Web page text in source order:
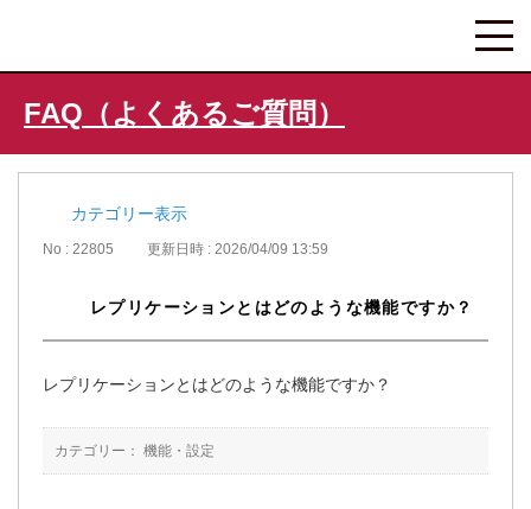
FAQ（よくあるご質問）
カテゴリー表示
No : 22805 更新日時 : 2026/04/09 13:59
レプリケーションとはどのような機能ですか？
レプリケーションとはどのような機能ですか？
カテゴリー： 機能・設定